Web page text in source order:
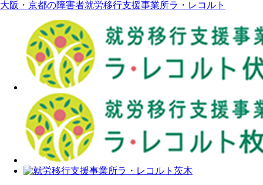
大阪・京都の障害者就労移行支援事業所ラ・レコルト